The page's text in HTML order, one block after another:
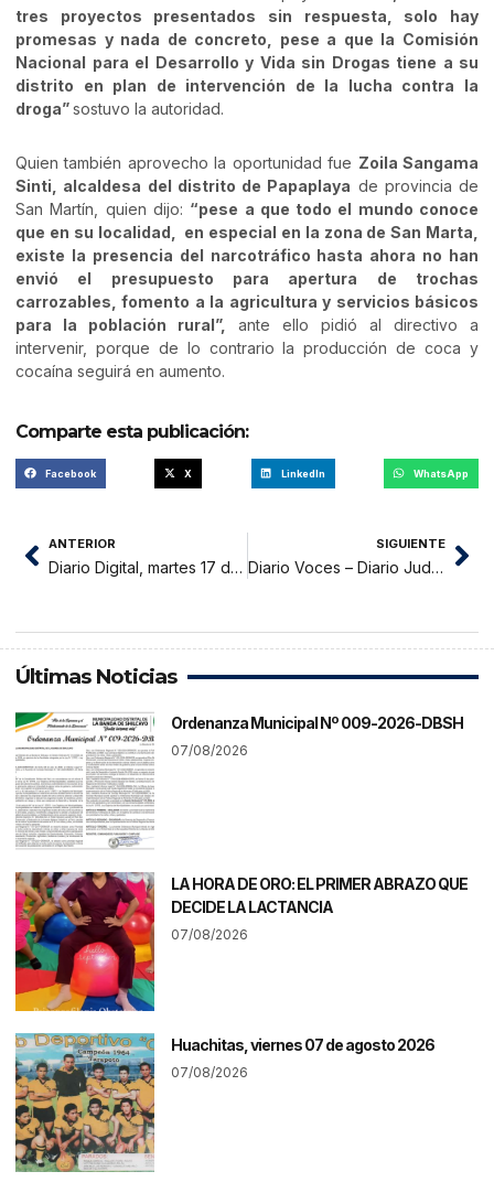
tres proyectos presentados sin respuesta, solo hay
promesas y nada de concreto, pese a que la Comisión
Nacional para el Desarrollo y Vida sin Drogas tiene a su
distrito en plan de intervención de la lucha contra la
droga”sostuvo la autoridad.
Quien también aprovecho la oportunidad fue Zoila Sangama
Sinti, alcaldesa del distrito de Papaplaya de provincia de
San Martín, quien dijo: “pese a que todo el mundo conoce
que en su localidad, en especial en la zona de San Marta,
existe la presencia del narcotráfico hasta ahora no han
envió el presupuesto para apertura de trochas
carrozables, fomento a la agricultura y servicios básicos
para la población rural”, ante ello pidió al directivo a
intervenir, porque de lo contrario la producción de coca y
cocaína seguirá en aumento.
Comparte esta publicación:
Facebook X LinkedIn WhatsApp
ANTERIOR
Diario Digital, martes 17 de mayo 2022
SIGUIENTE
Diario Voces – Diario Judicial del Distrito Judicial de San Martin 17-05-22
Últimas Noticias
Ordenanza Municipal Nº 009-2026-DBSH
07/08/2026
LA HORA DE ORO: EL PRIMER ABRAZO QUE
DECIDE LA LACTANCIA
07/08/2026
Huachitas, viernes 07 de agosto 2026
07/08/2026